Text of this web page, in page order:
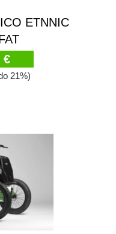
ETNNIC
€
21%)